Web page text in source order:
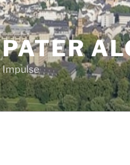
PATER
Impulse